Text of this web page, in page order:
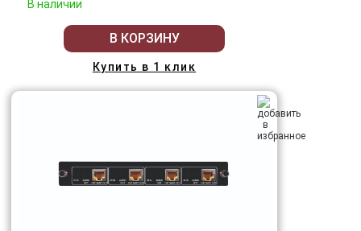
В наличии
В КОРЗИНУ
Купить в 1 клик